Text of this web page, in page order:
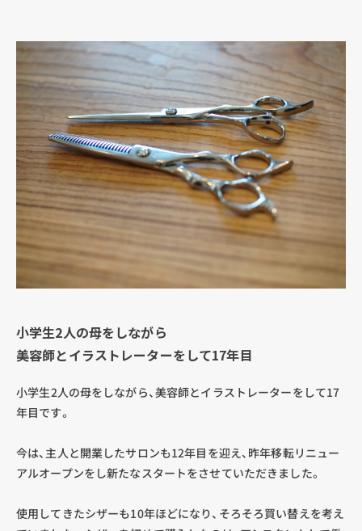
小学生2人の母をしながら
美容師とイラストレーターをして17年目
小学生2人の母をしながら、美容師とイラストレーターをして17
年目です。
今は、主人と開業したサロンも12年目を迎え、昨年移転リニュー
アルオープンをし新たなスタートをさせていただきました。
使用してきたシザーも10年ほどになり、そろそろ買い替えを考え